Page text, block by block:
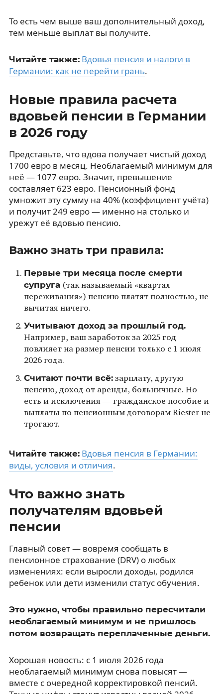
То есть чем выше ваш дополнительный доход,
тем меньше выплат вы получите.
Читайте также: Вдовья пенсия и налоги в
Германии: как не перейти грань.
Новые правила расчета
вдовьей пенсии в Германии
в 2026 году
Представьте, что вдова получает чистый доход
1700 евро в месяц. Необлагаемый минимум для
неё — 1077 евро. Значит, превышение
составляет 623 евро. Пенсионный фонд
умножит эту сумму на 40% (коэффициент учёта)
и получит 249 евро — именно на столько и
урежут её вдовью пенсию.
Важно знать три правила:
Первые три месяца после смерти
супруга(так называемый «квартал
переживания») пенсию платят полностью, не
вычитая ничего.
Учитывают доход за прошлый год.
Например, ваш заработок за 2025 год
повлияет на размер пенсии только с 1 июля
2026 года.
Считают почти всё:зарплату, другую
пенсию, доход от аренды, больничные. Но
есть и исключения — гражданское пособие и
выплаты по пенсионным договорам Riester не
трогают.
Читайте также: Вдовья пенсия в Германии:
виды, условия и отличия.
Что важно знать
получателям вдовьей
пенсии
Главный совет — вовремя сообщать в
пенсионное страхование (DRV) о любых
изменениях: если выросли доходы, родился
ребенок или дети изменили статус обучения.
Это нужно, чтобы правильно пересчитали
необлагаемый минимум и не пришлось
потом возвращать переплаченные деньги.
Хорошая новость: с 1 июля 2026 года
необлагаемый минимум снова повысят —
вместе с очередной корректировкой пенсий.